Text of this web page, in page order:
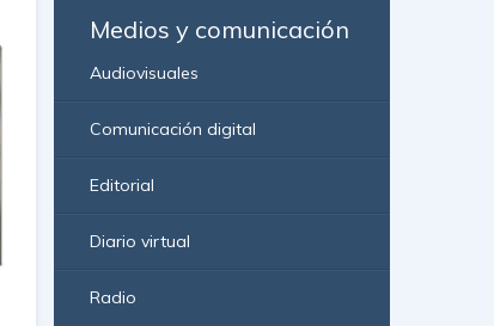
Medios y comunicación
Audiovisuales
Comunicación digital
Editorial
Diario virtual
Radio